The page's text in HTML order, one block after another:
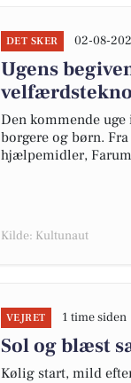
DET SKER 02-08-
Ugens
Den kommende
borgere og børn.
hjælpemidler, Farum
Kilde: Kultunaut
VEJRET 1 time siden
Sol og blæst
Kølig start, mild